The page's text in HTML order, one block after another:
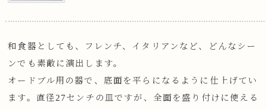
和食器としても、フレンチ、イタリアンなど、どんなシー
ンでも素敵に演出します。
オードブル用の器で、底面を平らになるように仕上げてい
ます。直径27センチの皿ですが、全面を盛り付けに使える